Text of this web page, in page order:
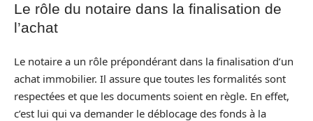
Le rôle du notaire dans la finalisation de
l’achat
Le notaire a un rôle prépondérant dans la finalisation d’un
achat immobilier. Il assure que toutes les formalités sont
respectées et que les documents soient en règle. En effet,
c’est lui qui va demander le déblocage des fonds à la